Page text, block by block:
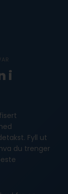
i
Fyll ut
du trenger